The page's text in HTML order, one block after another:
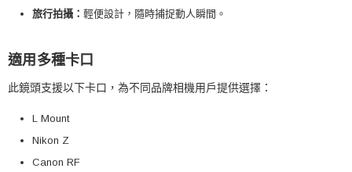
旅行拍攝：輕便設計，隨時捕捉動人瞬間。
適用多種卡口
此鏡頭支援以下卡口，為不同品牌相機用戶提供選擇：
L Mount
Nikon Z
Canon RF